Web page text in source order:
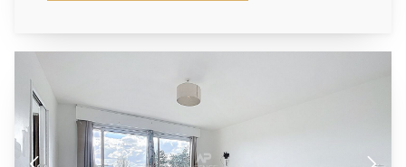
tout à l'égout. Une cave est également incluse.
L'immeuble dispose d'un gardien pour plus de
sécurité.